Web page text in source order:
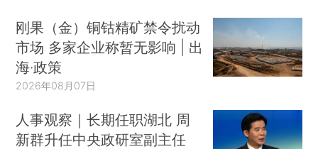
刚果（金）铜钴精矿禁令扰动
市场 多家企业称暂无影响 | 出
海·政策
2026年08月07日
人事观察｜长期任职湖北 周
新群升任中央政研室副主任